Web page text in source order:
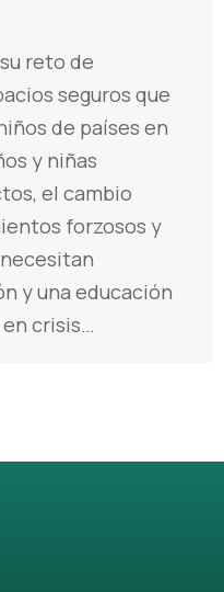
reto de
seguros que
de países en
y niñas
el cambio
forzosos y
y una educación
crisis…